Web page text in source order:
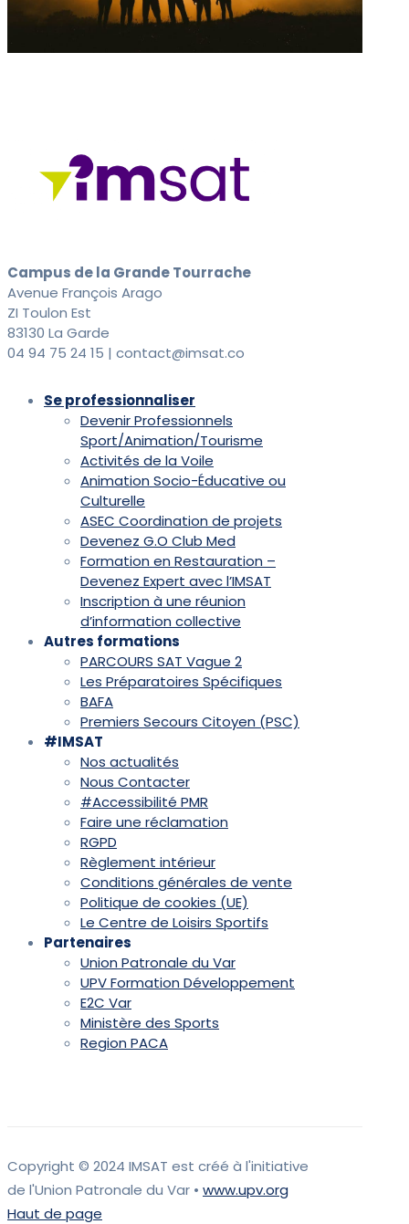
Campus de la Grande Tourrache
Avenue François Arago
ZI Toulon Est
83130 La Garde
04 94 75 24 15 | contact@imsat.co
Se professionnaliser
Devenir Professionnels
Sport/Animation/Tourisme
Activités de la Voile
Animation Socio-Éducative ou
Culturelle
ASEC Coordination de projets
Devenez G.O Club Med
Formation en Restauration –
Devenez Expert avec l’IMSAT
Inscription à une réunion
d’information collective
Autres formations
PARCOURS SAT Vague 2
Les Préparatoires Spécifiques
BAFA
Premiers Secours Citoyen (PSC)
#IMSAT
Nos actualités
Nous Contacter
#Accessibilité PMR
Faire une réclamation
RGPD
Règlement intérieur
Conditions générales de vente
Politique de cookies (UE)
Le Centre de Loisirs Sportifs
Partenaires
Union Patronale du Var
UPV Formation Développement
E2C Var
Ministère des Sports
Region PACA
Copyright © 2024 IMSAT est créé à l'initiative
de l'Union Patronale du Var • www.upv.org
Haut de page